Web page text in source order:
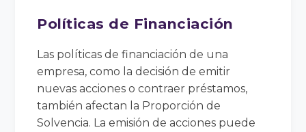
Políticas de Financiación
Las políticas de financiación de una
empresa, como la decisión de emitir
nuevas acciones o contraer préstamos,
también afectan la Proporción de
Solvencia. La emisión de acciones puede